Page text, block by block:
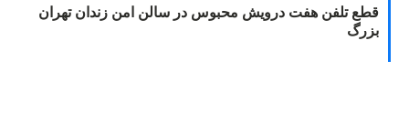
قطع تلفن هفت درویش محبوس در سالن امن زندان تهران
بزرگ